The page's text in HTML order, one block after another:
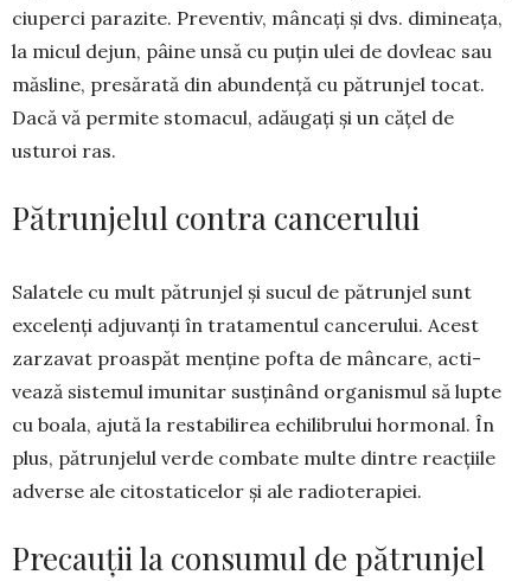
ciu­perci pa­ra­zite. Pre­ventiv, mân­cați și dvs. dimineața,
la micul dejun, pâine unsă cu puțin ulei de do­vleac sau
măsline, presărată din abun­dență cu pă­trunjel tocat.
Dacă vă permite stomacul, adăugați și un cățel de
usturoi ras.
Pătrunjelul contra cancerului
Salatele cu mult pă­­trunjel și sucul de pă­­trun­­jel sunt
exce­lenți adjuvanți în tra­tamentul cancerului. Acest
zar­za­vat proas­păt menține pofta de mâncare, ac­ti­
vează sis­temul imunitar sus­ținând organismul să lupte
cu boala, ajută la restabilirea echili­bru­lui hor­mo­nal. În
plus, pă­trunjelul verde com­bate multe din­tre reacțiile
adverse ale citostati­ce­lor și ale radiote­rapiei.
Precauții la consumul de pătrunjel